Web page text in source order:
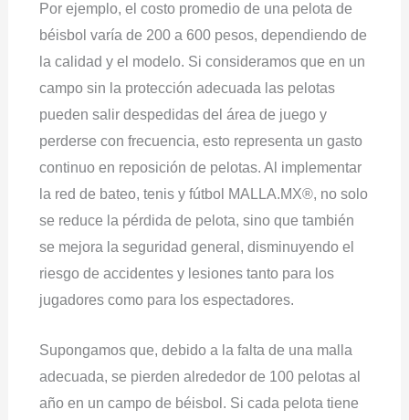
Por ejemplo, el costo promedio de una pelota de
béisbol varía de 200 a 600 pesos, dependiendo de
la calidad y el modelo. Si consideramos que en un
campo sin la protección adecuada las pelotas
pueden salir despedidas del área de juego y
perderse con frecuencia, esto representa un gasto
continuo en reposición de pelotas. Al implementar
la red de bateo, tenis y fútbol MALLA.MX®, no solo
se reduce la pérdida de pelota, sino que también
se mejora la seguridad general, disminuyendo el
riesgo de accidentes y lesiones tanto para los
jugadores como para los espectadores.
Supongamos que, debido a la falta de una malla
adecuada, se pierden alrededor de 100 pelotas al
año en un campo de béisbol. Si cada pelota tiene